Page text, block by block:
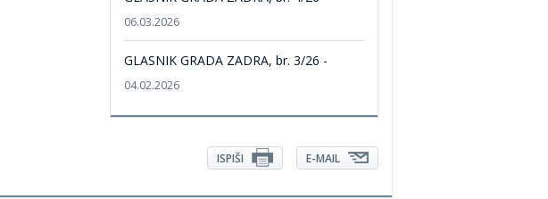
06.03.2026
GLASNIK GRADA ZADRA, br. 3/26 -
04.02.2026
E-MAIL
ISPIŠI